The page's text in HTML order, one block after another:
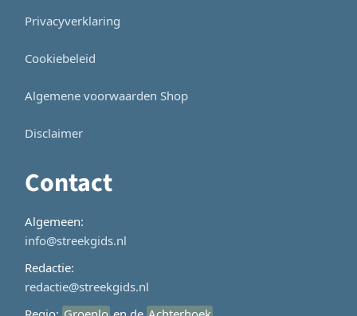
Privacyverklaring
Cookiebeleid
Algemene voorwaarden Shop
Disclaimer
Contact
Algemeen:
info@streekgids.nl
Redactie:
redactie@streekgids.nl